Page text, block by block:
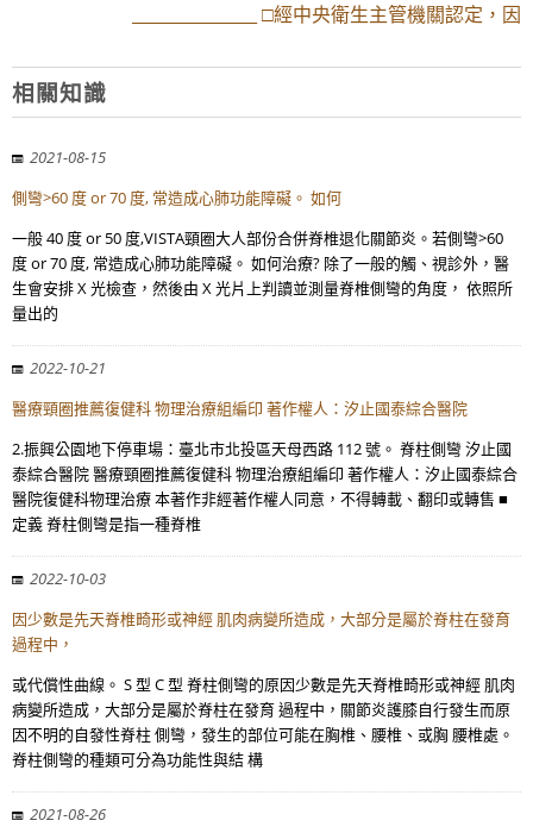
_______________ □經中央衛生主管機關認定，因
相關知識
2021-08-15
側彎>60 度 or 70 度, 常造成心肺功能障礙。 如何
一般 40 度 or 50 度,VISTA頸圈大人部份合併脊椎退化關節炎。若側彎>60
度 or 70 度, 常造成心肺功能障礙。 如何治療? 除了一般的觸、視診外，醫
生會安排 X 光檢查，然後由 X 光片上判讀並測量脊椎側彎的角度， 依照所
量出的
2022-10-21
醫療頸圈推薦復健科 物理治療組編印 著作權人：汐止國泰綜合醫院
2.振興公園地下停車場：臺北市北投區天母西路 112 號。 脊柱側彎 汐止國
泰綜合醫院 醫療頸圈推薦復健科 物理治療組編印 著作權人：汐止國泰綜合
醫院復健科物理治療 本著作非經著作權人同意，不得轉載、翻印或轉售 ■
定義 脊柱側彎是指一種脊椎
2022-10-03
因少數是先天脊椎畸形或神經 肌肉病變所造成，大部分是屬於脊柱在發育
過程中，
或代償性曲線。 S 型 C 型 脊柱側彎的原因少數是先天脊椎畸形或神經 肌肉
病變所造成，大部分是屬於脊柱在發育 過程中，關節炎護膝自行發生而原
因不明的自發性脊柱 側彎，發生的部位可能在胸椎、腰椎、或胸 腰椎處。
脊柱側彎的種類可分為功能性與結 構
2021-08-26